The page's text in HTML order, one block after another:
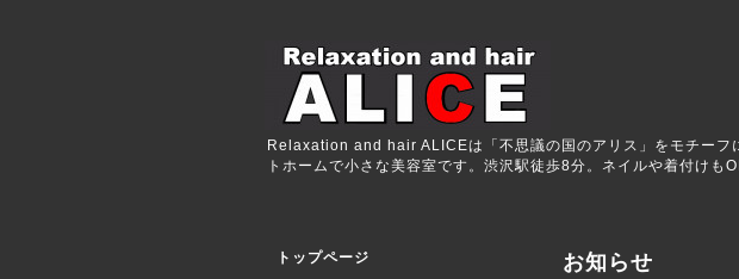
Relaxation and hair ALICEは「不思議の国のアリス」をモチーフ
トホームで小さな美容室です。渋沢駅徒歩8分。ネイルや着付け
お知らせ
トップページ